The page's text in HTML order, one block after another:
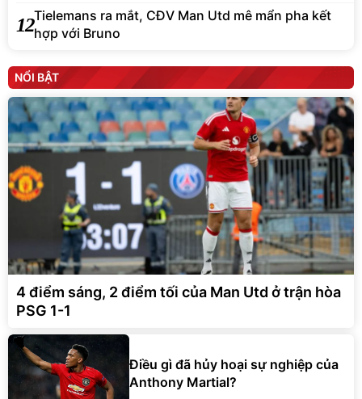
12Tielemans ra mắt, CĐV Man Utd mê mẩn pha kết
hợp với Bruno
NỔI BẬT
4 điểm sáng, 2 điểm tối của Man Utd ở trận hòa
PSG 1-1
Điều gì đã hủy hoại sự nghiệp của
Anthony Martial?